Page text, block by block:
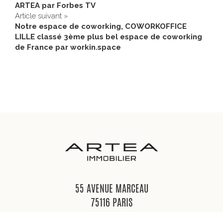
ARTEA par Forbes TV
Article suivant »
Notre espace de coworking, COWORKOFFICE
LILLE classé 3ème plus bel espace de coworking
de France par workin.space
55 AVENUE MARCEAU
75116 PARIS